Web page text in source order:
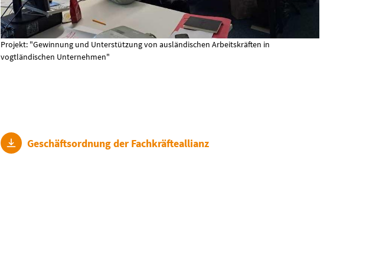
Projekt: "Gewinnung und Unterstützung von ausländischen Arbeitskräften in
vogtländischen Unternehmen"
Geschäftsordnung der Fachkräfteallianz